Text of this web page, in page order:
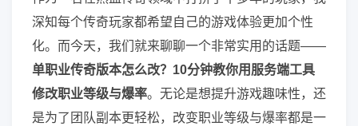
深知每个传奇玩家都希望自己的游戏体验更加个性
化。而今天，我们就来聊聊一个非常实用的话题——
单职业传奇版本怎么改？10分钟教你用服务端工具
修改职业等级与爆率。无论是想提升游戏趣味性，还
是为了团队副本更轻松，改变职业等级与爆率都是一